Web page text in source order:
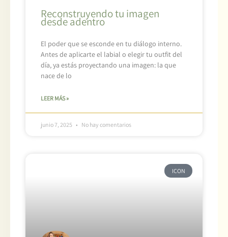
Reconstruyendo tu imagen
desde adentro
El poder que se esconde en tu diálogo interno.
Antes de aplicarte el labial o elegir tu outfit del
día, ya estás proyectando una imagen: la que
nace de lo
LEER MÁS »
junio 7, 2025 No hay comentarios
ICON